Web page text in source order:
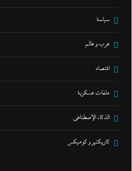
سياسة
عرب و عالم
اقتصاد
ملفات عسكرية
الذكاء الإصطناعي
كاريكتير و كوميكس